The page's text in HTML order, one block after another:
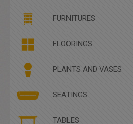
BRIGHT FURNITURES
FURNITURES
FLOORINGS
PLANTS AND VASES
FOUNTAINS
PLANTS
SEATINGS
ARMCHAIRS
TABLES